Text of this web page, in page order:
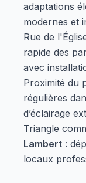
adaptations
modernes et
Rue de
rapide des
avec
Proximité du
régulières
d’éclairage
Triangle
Lambert :
locaux